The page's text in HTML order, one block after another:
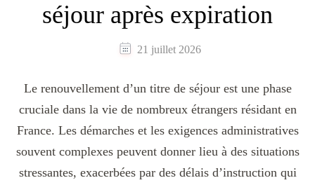
séjour après expiration
21 juillet 2026
Le renouvellement d’un titre de séjour est une phase
cruciale dans la vie de nombreux étrangers résidant en
France. Les démarches et les exigences administratives
souvent complexes peuvent donner lieu à des situations
stressantes, exacerbées par des délais d’instruction qui